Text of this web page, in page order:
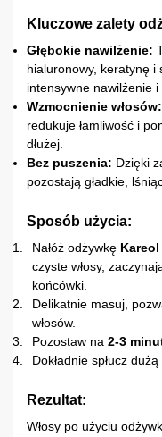
Kluczowe zalety
Głębokie nawilżenie:
hialuronowy, keratynę i
intensywne nawilżenie i
Wzmocnienie włosów:
redukuje łamliwość i
dłużej.
Bez puszenia: Dzięki
pozostają gładkie,
Sposób użycia:
Nałóż odżywkę
czyste włosy,
końcówki.
Delikatnie masuj,
włosów.
Pozostaw na 2-3
Dokładnie spłucz
Rezultat:
Włosy po użyciu